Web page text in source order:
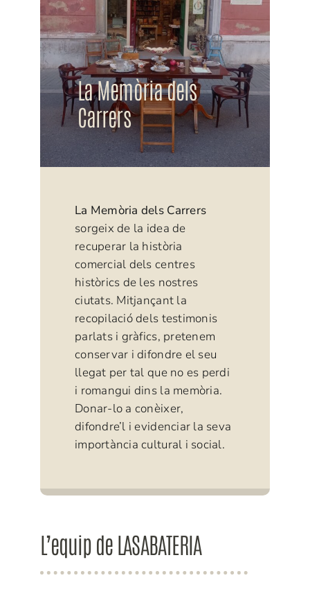
La Memòria dels
Carrers
La Memòria dels Carrers
sorgeix de la idea de
recuperar la història
comercial dels centres
històrics de les nostres
ciutats. Mitjançant la
recopilació dels testimonis
parlats i gràfics, pretenem
conservar i difondre el seu
llegat per tal que no es perdi
i romangui dins la memòria.
Donar-lo a conèixer,
difondre’l i evidenciar la seva
importància cultural i social.
L’equip de LASABATERIA